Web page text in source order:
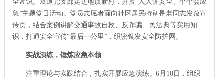
全常识。双退党支部走进地质新村，开展“人人讲安全、个个会应
急”主题党日活动。党员志愿者面向社区居民特别是老同志发放宣
传页，结合案例讲解交通事故自救、反诈骗、民法典等实用知
识，打通安全宣传“最后一公里”，织密银发安全防护网。
实战演练，锤炼应急本领
注重理论与实践结合，扎实开展应急演练。6月10日，组织